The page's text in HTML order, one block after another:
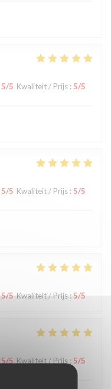
5/5 Kwaliteit / Prijs : 5/5
5/5 Kwaliteit / Prijs : 5/5
5/5 Kwaliteit / Prijs:5/5
5/5 Kwaliteit / Prijs : 5/5